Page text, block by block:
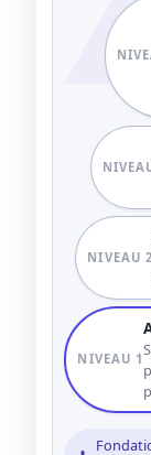
NIVEAU 2
NIVEAU 1